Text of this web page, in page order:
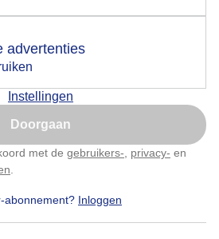
advertenties
Instellingen
Doorgaan
met de gebruikers- privacy- en
abonnement? Inloggen
Bruijn
bekeken
toon de popup
misschien later
om dit aan te passen